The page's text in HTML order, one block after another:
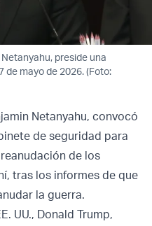
preside una
de mayo de 2026. (Foto:
Netanyahu, convocó
de seguridad para
de los
tras los informes de que
la guerra.
UU., Donald Trump,